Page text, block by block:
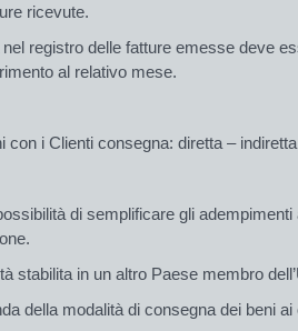
ricevute.
nel registro delle fatture emesse
al relativo mese.
con i Clienti consegna: diretta – indiretta
di semplificare gli
stabilita in un altro Paese membro
della modalità di consegna dei beni